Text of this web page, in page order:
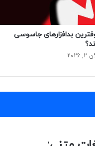
بدافزارهای جاسوسی